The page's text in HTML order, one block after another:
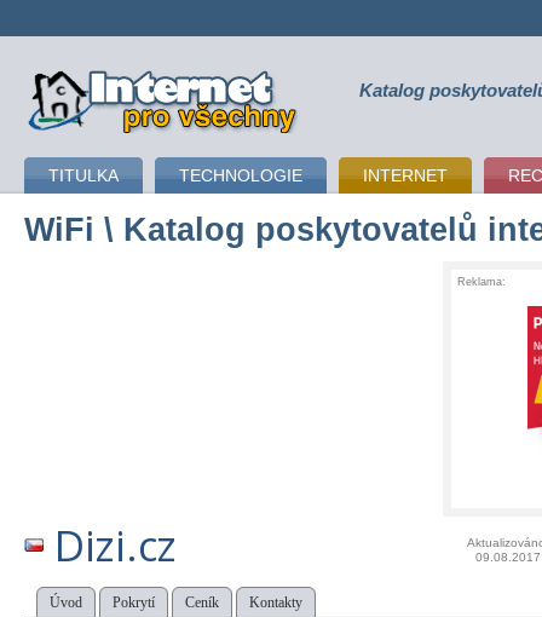
připojení k internetu Katalog
TITULKA TECHNOLOGIE INTERNET
WiFi \ Katalog poskytovatelů
Reklama:
Dizi.cz
09.08.2017
Úvod Pokrytí Ceník Kontakty